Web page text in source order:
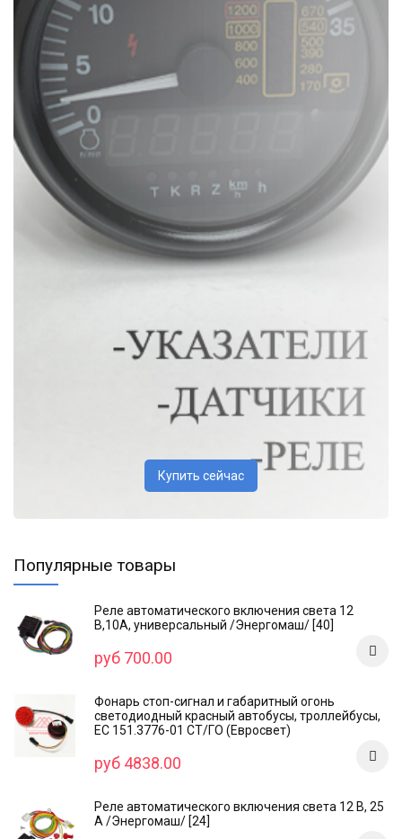
Купить сейчас
Популярные товары
Реле автоматического включения света 12
В,10А, универсальный /Энергомаш/ [40]
руб 700.00
Фонарь стоп-сигнал и габаритный огонь
светодиодный красный автобусы, троллейбусы,
ЕС 151.3776-01 СТ/ГО (Евросвет)
руб 4838.00
Реле автоматического включения света 12 В, 25
А /Энергомаш/ [24]